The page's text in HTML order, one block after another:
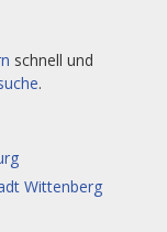
schnell und
.
Wittenberg